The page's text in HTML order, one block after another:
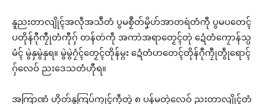
နူညးတာလျိုၚ်အလဵုအသဳတံ ပွမစၟဳတ်မၞိဟ်အာတရဴတံကီု ပွမပတေၚ်
ပတိုန်ဂီုကၠီုတံကီုဂှ် တန်တဴကဵု အကာဲအရာတၟေၚ်တုဲ ဍေံတံကၠောန်သ္ပ
မံၚ် မွဲနှမွဲနှရ။ မွဲမွဲဂၠံၚ်တၟေၚ်တိုန်မ္ဂး ဍေံတံဟတေၚ်တိုန်ဂီုကၠီုတွဵုရောၚ်
ဂှ်လေဝ် ညးဒေသတံဟီုရ။
အကြာဏံ ဟိုတ်နူကြပ်ကၠုၚ်ကဵုတ္ၚဲ ၈ ပန်မတုဲလေဝ် ညးတာလျိုၚ်တံ